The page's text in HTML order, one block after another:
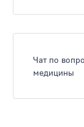
Чат по
медицины